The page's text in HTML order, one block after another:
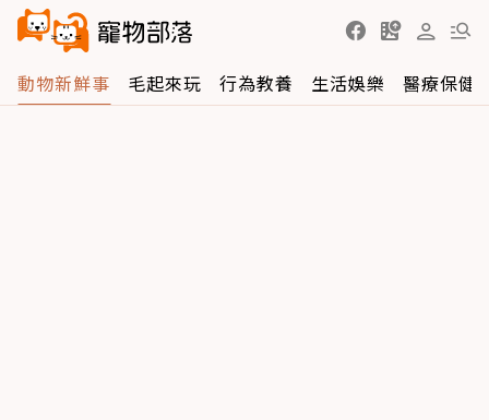
動物新鮮事 毛起來玩 行為教養 生活娛樂 醫療保健